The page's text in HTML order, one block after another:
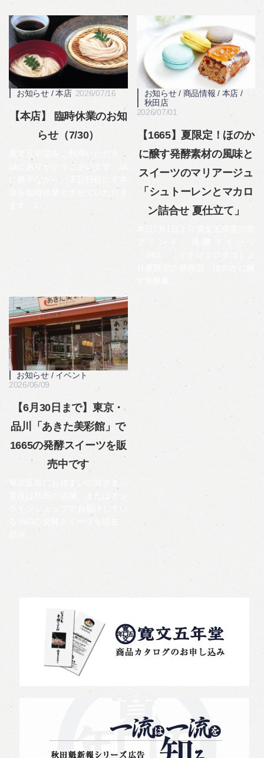
お知らせ/本店 2026/07/16
【本店】 臨時休業のお知
らせ（7/30）
寛文五年堂をご利用いただき、
誠にありがとうございます。誠
に勝手ながら、下記日程にて本
店を臨時休業とさせていただき
お知らせ/ 商品情報 / 本店 /
秋田店
2026/07/01
【1665】夏限定！ほのか
に醸す発酵素材の風味と
スイーツのマリアージュ
「シュトーレンとマカロ
ン詰合せ 夏仕立て」
「1665」（イチロクロクゴ）よ
お知らせ/ イベント
2026/06/09
【6月30日まで】東京・
品川「あきた美彩館」で
1665の発酵スイーツを販
売中です
東京近郊にお住まいの皆さまへ
普段は秋田の店舗、またはオン